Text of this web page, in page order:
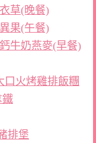
草(晚餐)
果(午餐)
牛奶燕麥(早餐)
口火烤雞排飯糰
鐵
排堡